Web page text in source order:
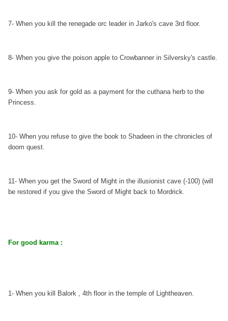
7- When you kill the renegade orc leader in Jarko's cave 3rd floor.
8- When you give the poison apple to Crowbanner in Silversky's castle.
9- When you ask for gold as a payment for the cuthana herb to the
Princess.
10- When you refuse to give the book to Shadeen in the chronicles of
doom quest.
11- When you get the Sword of Might in the illusionist cave (-100) (will
be restored if you give the Sword of Might back to Mordrick.
For good karma :
1- When you kill Balork , 4th floor in the temple of Lightheaven.